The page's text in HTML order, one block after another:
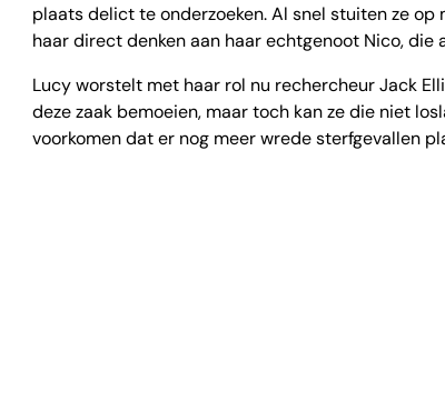
plaats delict te onderzoeken. Al snel stuiten ze
haar direct denken aan haar echtgenoot Nico, die
Lucy worstelt met haar rol nu rechercheur Jack
deze zaak bemoeien, maar toch kan ze die niet
voorkomen dat er nog meer wrede sterfgevallen